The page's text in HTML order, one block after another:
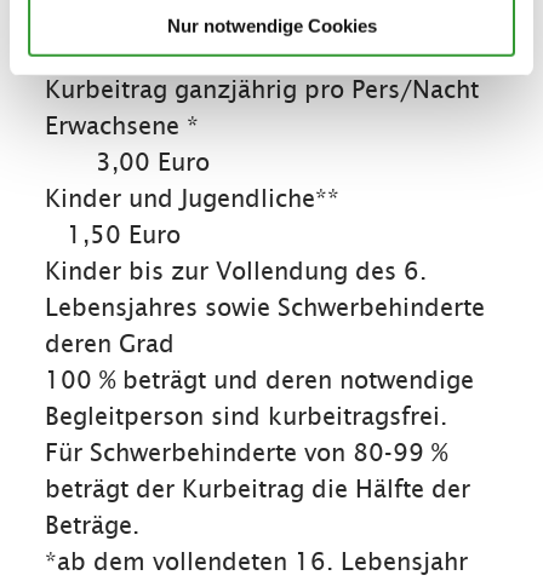
Nur notwendige Cookies
Ankunft nach der inklusiv Card!
Kurbeitrag ganzjährig pro Pers/Nacht
Erwachsene *
3,00 Euro
Kinder und Jugendliche**
1,50 Euro
Kinder bis zur Vollendung des 6.
Lebensjahres sowie Schwerbehinderte
deren Grad
100 % beträgt und deren notwendige
Begleitperson sind kurbeitragsfrei.
Für Schwerbehinderte von 80-99 %
beträgt der Kurbeitrag die Hälfte der
Beträge.
*ab dem vollendeten 16. Lebensjahr